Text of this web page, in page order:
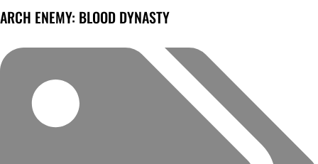
ARCH ENEMY: BLOOD DYNASTY